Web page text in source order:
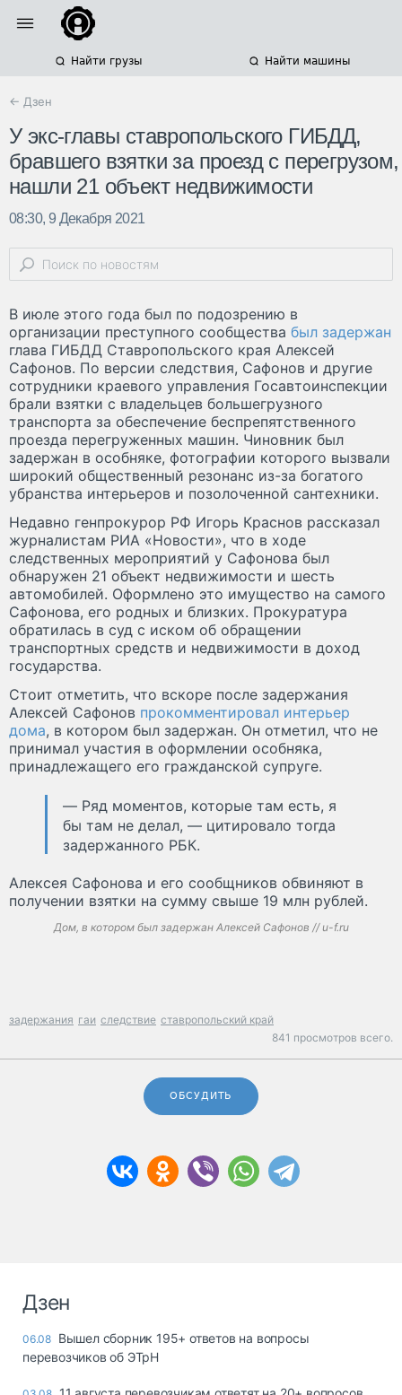
Найти грузы Найти машины
← Дзен
У экс-главы ставропольского ГИБДД,
бравшего взятки за проезд с перегрузом,
нашли 21 объект недвижимости
08:30, 9 Декабря 2021
В июле этого года был по подозрению в
организации преступного сообщества был задержан
глава ГИБДД Ставропольского края Алексей
Сафонов. По версии следствия, Сафонов и другие
сотрудники краевого управления Госавтоинспекции
брали взятки с владельцев большегрузного
транспорта за обеспечение беспрепятственного
проезда перегруженных машин. Чиновник был
задержан в особняке, фотографии которого вызвали
широкий общественный резонанс из-за богатого
убранства интерьеров и позолоченной сантехники.
Недавно генпрокурор РФ Игорь Краснов рассказал
журналистам РИА «Новости», что в ходе
следственных мероприятий у Сафонова был
обнаружен 21 объект недвижимости и шесть
автомобилей. Оформлено это имущество на самого
Сафонова, его родных и близких. Прокуратура
обратилась в суд с иском об обращении
транспортных средств и недвижимости в доход
государства.
Стоит отметить, что вскоре после задержания
Алексей Сафонов прокомментировал интерьер
дома, в котором был задержан. Он отметил, что не
принимал участия в оформлении особняка,
принадлежащего его гражданской супруге.
— Ряд моментов, которые там есть, я
бы там не делал, — цитировало тогда
задержанного РБК.
Алексея Сафонова и его сообщников обвиняют в
получении взятки на сумму свыше 19 млн рублей.
Дом, в котором был задержан Алексей Сафонов // u-f.ru
задержания гаи следствие ставропольский край
841 просмотров всего.
ОБСУДИТЬ
Дзен
06.08 Вышел сборник 195+ ответов на вопросы
перевозчиков об ЭТрН